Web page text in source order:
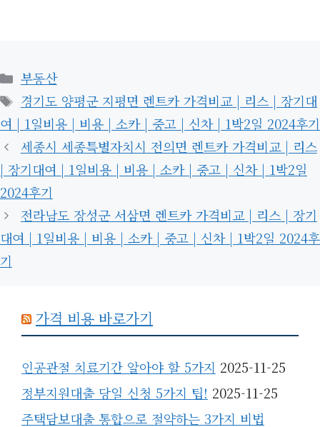
카
테
고
리
부동산
태
그
경기도 양평군 지평면 렌트카 가격비교 | 리스 | 장기대
여 | 1일비용 | 비용 | 소카 | 중고 | 신차 | 1박2일 2024후기
세종시 세종특별자치시 전의면 렌트카 가격비교 | 리스
| 장기대여 | 1일비용 | 비용 | 소카 | 중고 | 신차 | 1박2일
2024후기
전라남도 장성군 서삼면 렌트카 가격비교 | 리스 | 장기
대여 | 1일비용 | 비용 | 소카 | 중고 | 신차 | 1박2일 2024후
기
가격 비용 바로가기
인공관절 치료기간 알아야 할 5가지 2025-11-25
정부지원대출 당일 신청 5가지 팁! 2025-11-25
주택담보대출 통합으로 절약하는 3가지 비법